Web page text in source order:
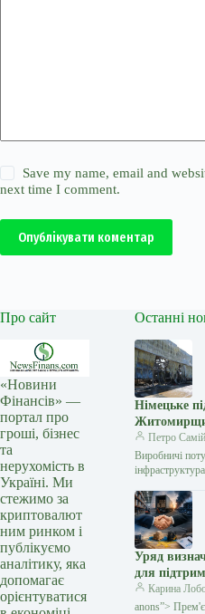
Save my name, email and
next time I comment.
Опублікувати коментар
Про сайт
«Новини
Фінансів» —
портал про
гроші, бізнес
та
нерухомість в
Україні. Ми
стежимо за
криптовалют
ним ринком і
публікуємо
аналітику, яка
допомагає
орієнтуватися
Останні
Німецьке
після
Петро
Виробничі
Підприємство
тимчасово
російської
Уряд
для
російських
Карина
anons”>